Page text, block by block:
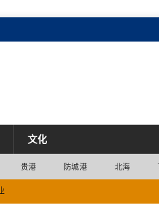
文化
贵港 防城港 北海